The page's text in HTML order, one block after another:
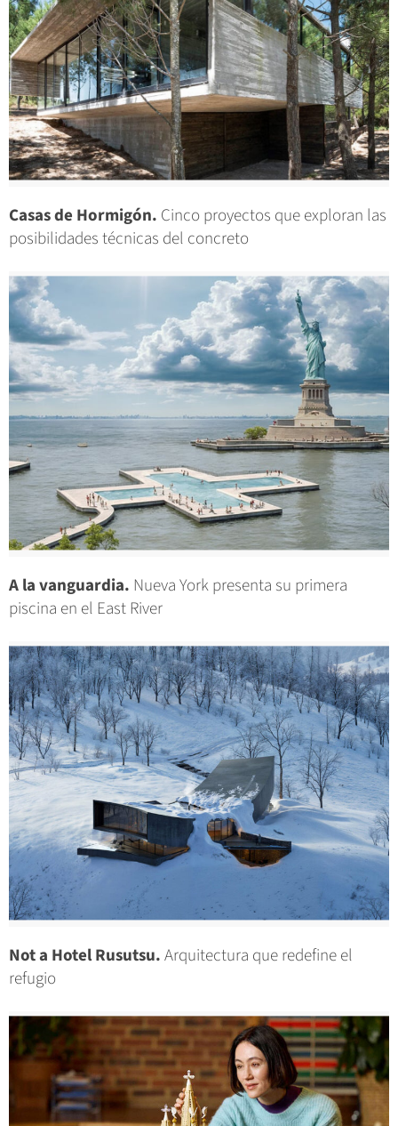
Casas de Hormigón. Cinco proyectos que exploran las
posibilidades técnicas del concreto
A la vanguardia. Nueva York presenta su primera
piscina en el East River
Not a Hotel Rusutsu.Arquitectura que redefine el
refugio